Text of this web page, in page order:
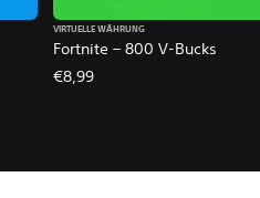
Fortnite – 800 V-Bucks
VIRTUELLE WÄHRUNG
€8,99